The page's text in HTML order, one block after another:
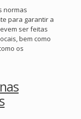
normas
para garantir a
ser feitas
bem como
os